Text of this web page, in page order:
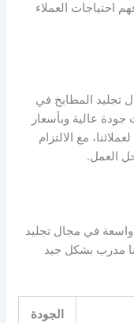
احتياجات العملاء
تجليد المطابخ في
عالية وبأسعار
مع الالتزام
العمل.
في مجال تجليد
مدرب بشكل جيد
الجودة